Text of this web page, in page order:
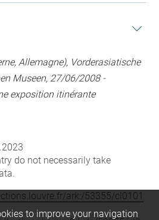
Allemagne), Vorderasiatische
Museen, 27/06/2008 -
exposition itinérante
do not necessarily take
ark:/53355/cl0101
to improve your navigation